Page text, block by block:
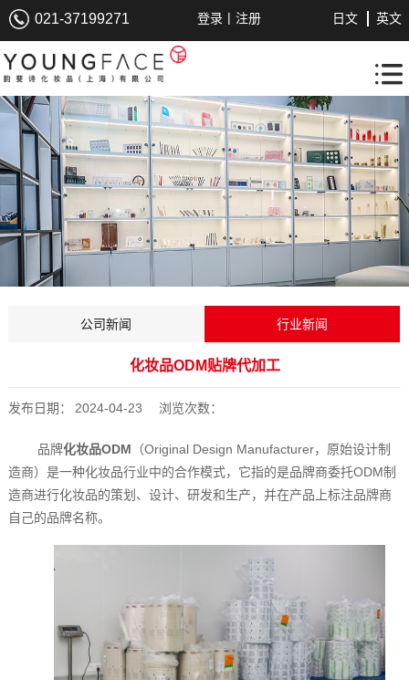
021-37199271 登录 | 注册 英文
日文
公司新闻 行业新闻
化妆品ODM贴牌代加工
发布日期： 2024-04-23 浏览次数：
品牌化妆品ODM （Original Design Manufacturer，原始设计制
造商）是一种化妆品行业中的合作模式，它指的是品牌商委托ODM制
造商进行化妆品的策划、设计、研发和生产，并在产品上标注品牌商
自己的品牌名称。